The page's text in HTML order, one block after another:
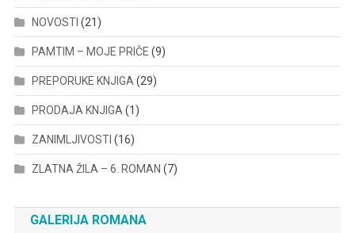
NOVOSTI (21)
PAMTIM – MOJE PRIČE (9)
PREPORUKE KNJIGA (29)
PRODAJA KNJIGA (1)
ZANIMLJIVOSTI (16)
ZLATNA ŽILA – 6. ROMAN (7)
GALERIJA ROMANA